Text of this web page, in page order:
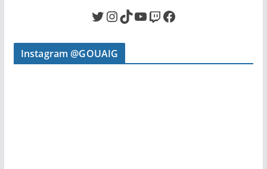
Twitter InstagramTikTok YouTube Twitch Facebook
Instagram @GOUAIG